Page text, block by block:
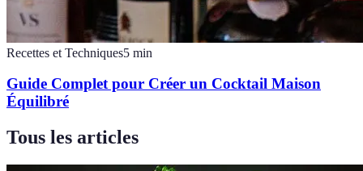
Recettes et Techniques5 min
Guide Complet pour Créer un Cocktail Maison
Équilibré
Tous les articles